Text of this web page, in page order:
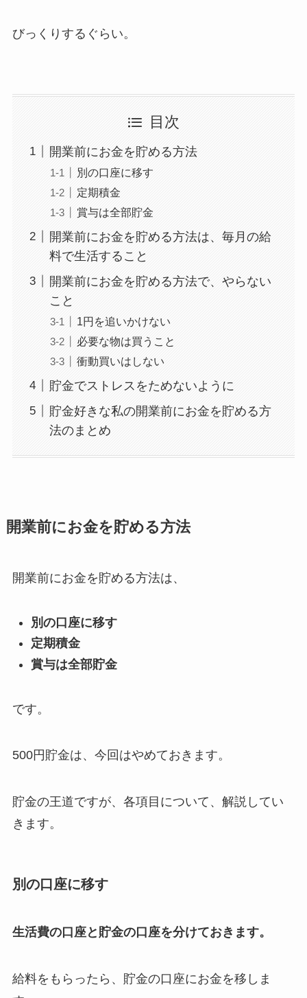
びっくりするぐらい。
目次
開業前にお金を貯める方法
別の口座に移す
定期積金
賞与は全部貯金
開業前にお金を貯める方法は、毎月の給
料で生活すること
開業前にお金を貯める方法で、やらない
こと
1円を追いかけない
必要な物は買うこと
衝動買いはしない
貯金でストレスをためないように
貯金好きな私の開業前にお金を貯める方
法のまとめ
開業前にお金を貯める方法
開業前にお金を貯める方法は、
別の口座に移す
定期積金
賞与は全部貯金
です。
500円貯金は、今回はやめておきます。
貯金の王道ですが、各項目について、解説してい
きます。
別の口座に移す
生活費の口座と貯金の口座を分けておきます。
給料をもらったら、貯金の口座にお金を移しま